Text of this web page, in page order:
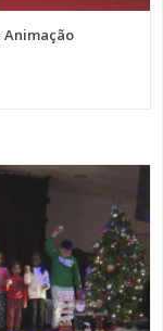
Animação